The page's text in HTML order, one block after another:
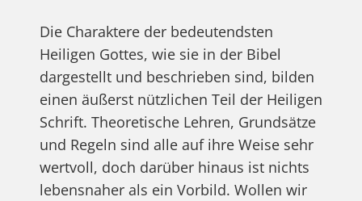
Die Charaktere der bedeutendsten
Heiligen Gottes, wie sie in der Bibel
dargestellt und beschrieben sind, bilden
einen äußerst nützlichen Teil der Heiligen
Schrift. Theoretische Lehren, Grundsätze
und Regeln sind alle auf ihre Weise sehr
wertvoll, doch darüber hinaus ist nichts
lebensnaher als ein Vorbild. Wollen wir